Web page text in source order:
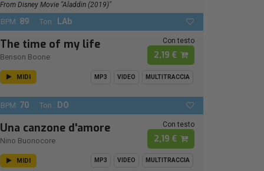
From Disney Movie "Aladdin (2019)"
BPM: 89 Ton.: LAb
The time of my life
Benson Boone
Con testo
2,19 €
MIDI MP3 VIDEO MULTITRACCIA
BPM: 70 Ton.: DO
Una canzone d'amore
Nino Buonocore
Con testo
2,19 €
MIDI MP3 VIDEO MULTITRACCIA